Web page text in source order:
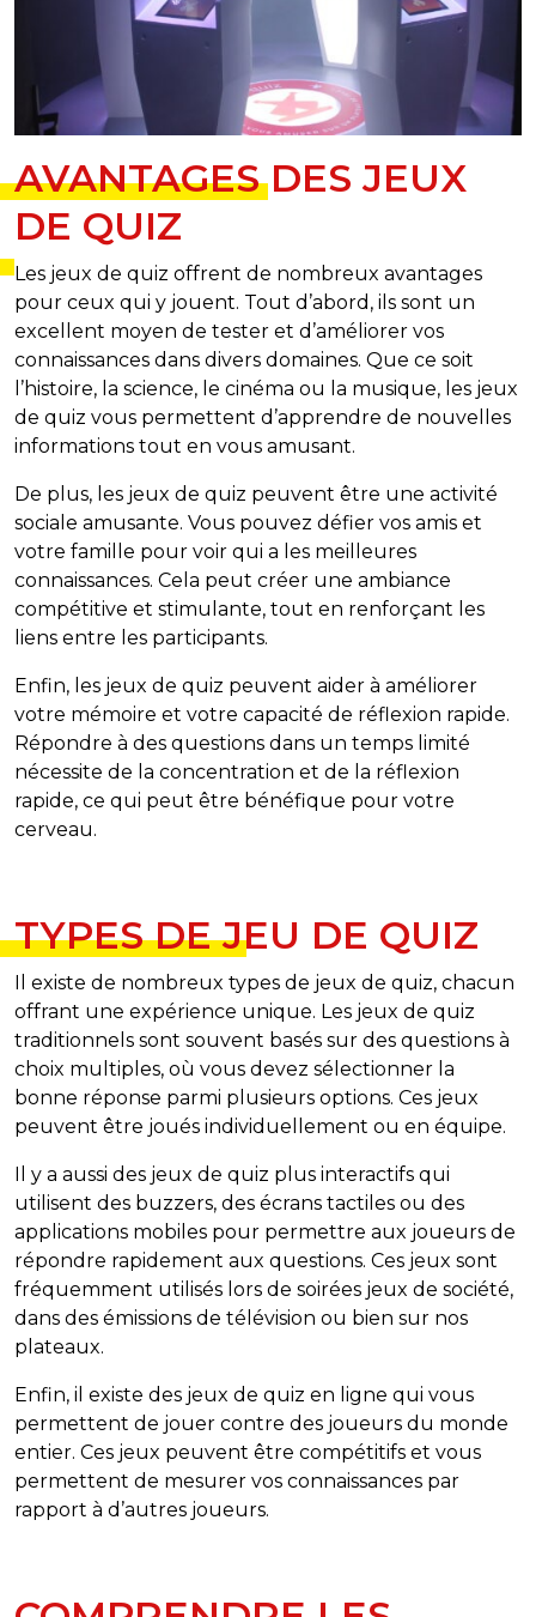
AVANTAGES DES JEUX
DE QUIZ
Les jeux de quiz offrent de nombreux avantages
pour ceux qui y jouent. Tout d’abord, ils sont un
excellent moyen de tester et d’améliorer vos
connaissances dans divers domaines. Que ce soit
l’histoire, la science, le cinéma ou la musique, les jeux
de quiz vous permettent d’apprendre de nouvelles
informations tout en vous amusant.
De plus, les jeux de quiz peuvent être une activité
sociale amusante. Vous pouvez défier vos amis et
votre famille pour voir qui a les meilleures
connaissances. Cela peut créer une ambiance
compétitive et stimulante, tout en renforçant les
liens entre les participants.
Enfin, les jeux de quiz peuvent aider à améliorer
votre mémoire et votre capacité de réflexion rapide.
Répondre à des questions dans un temps limité
nécessite de la concentration et de la réflexion
rapide, ce qui peut être bénéfique pour votre
cerveau.
TYPES DE JEU DE QUIZ
Il existe de nombreux types de jeux de quiz, chacun
offrant une expérience unique. Les jeux de quiz
traditionnels sont souvent basés sur des questions à
choix multiples, où vous devez sélectionner la
bonne réponse parmi plusieurs options. Ces jeux
peuvent être joués individuellement ou en équipe.
Il y a aussi des jeux de quiz plus interactifs qui
utilisent des buzzers, des écrans tactiles ou des
applications mobiles pour permettre aux joueurs de
répondre rapidement aux questions. Ces jeux sont
fréquemment utilisés lors de soirées jeux de société,
dans des émissions de télévision ou bien sur nos
plateaux.
Enfin, il existe des jeux de quiz en ligne qui vous
permettent de jouer contre des joueurs du monde
entier. Ces jeux peuvent être compétitifs et vous
permettent de mesurer vos connaissances par
rapport à d’autres joueurs.